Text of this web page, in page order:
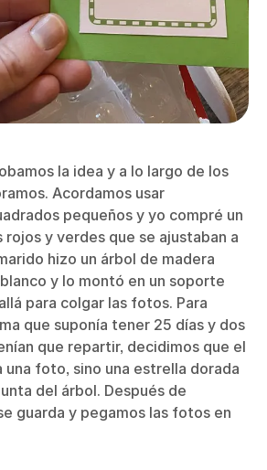
la idea y a lo largo de los
Acordamos usar
pequeños y yo compré un
y verdes que se ajustaban a
hizo un árbol de madera
y lo montó en un soporte
para colgar las fotos. Para
que suponía tener 25 días y dos
que repartir, decidimos que el
una foto, sino una estrella dorada
del árbol. Después de
guarda y pegamos las fotos en